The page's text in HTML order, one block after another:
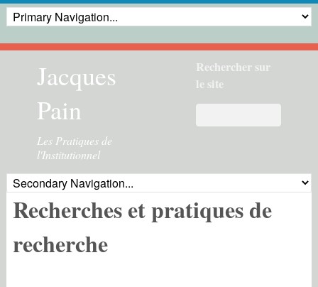
Jacques
Pain
Les Pratiques de
l'Institutionnel
Rechercher sur
le site
Recherches et pratiques de
recherche